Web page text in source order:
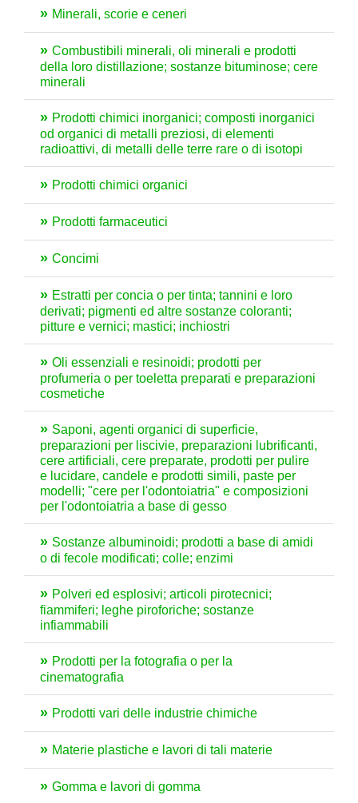
Minerali, scorie e ceneri
Combustibili minerali, oli minerali e prodotti
della loro distillazione; sostanze bituminose; cere
minerali
Prodotti chimici inorganici; composti inorganici
od organici di metalli preziosi, di elementi
radioattivi, di metalli delle terre rare o di isotopi
Prodotti chimici organici
Prodotti farmaceutici
Concimi
Estratti per concia o per tinta; tannini e loro
derivati; pigmenti ed altre sostanze coloranti;
pitture e vernici; mastici; inchiostri
Oli essenziali e resinoidi; prodotti per
profumeria o per toeletta preparati e preparazioni
cosmetiche
Saponi, agenti organici di superficie,
preparazioni per liscivie, preparazioni lubrificanti,
cere artificiali, cere preparate, prodotti per pulire
e lucidare, candele e prodotti simili, paste per
modelli; "cere per l'odontoiatria" e composizioni
per l'odontoiatria a base di gesso
Sostanze albuminoidi; prodotti a base di amidi
o di fecole modificati; colle; enzimi
Polveri ed esplosivi; articoli pirotecnici;
fiammiferi; leghe piroforiche; sostanze
infiammabili
Prodotti per la fotografia o per la
cinematografia
Prodotti vari delle industrie chimiche
Materie plastiche e lavori di tali materie
Gomma e lavori di gomma